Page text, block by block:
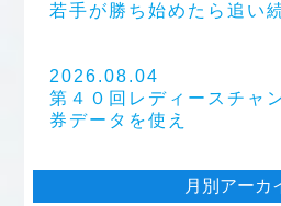
若手が勝ち始めたら追い
2026.08.04
第４０回レディースチャ
券データを使え
月別アーカ